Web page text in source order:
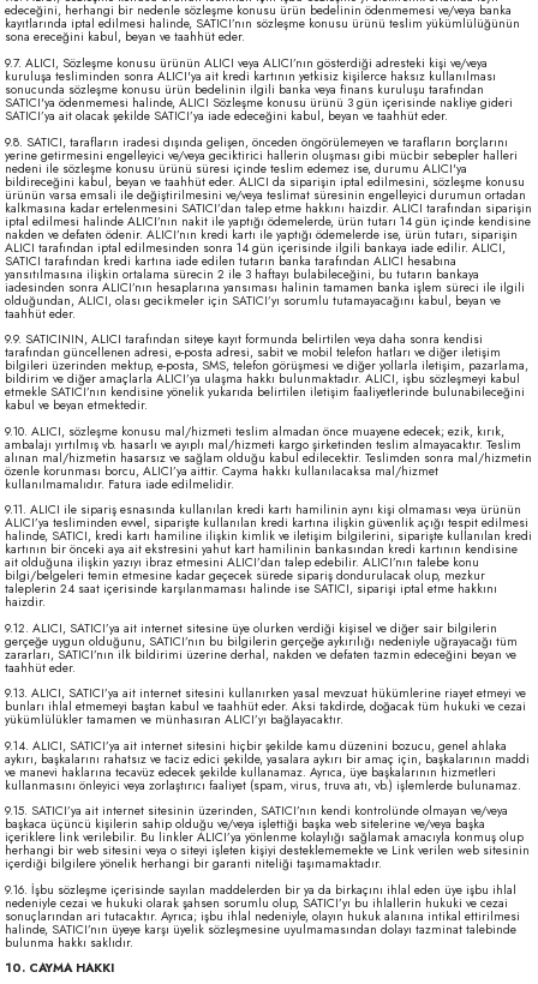
edeceğini, herhangi bir nedenle sözleşme konusu ürün bedelinin ödenmemesi ve/veya banka
kayıtlarında iptal edilmesi halinde, SATICI’nın sözleşme konusu ürünü teslim yükümlülüğünün
sona ereceğini kabul, beyan ve taahhüt eder.
9.7. ALICI, Sözleşme konusu ürünün ALICI veya ALICI’nın gösterdiği adresteki kişi ve/veya
kuruluşa tesliminden sonra ALICI'ya ait kredi kartının yetkisiz kişilerce haksız kullanılması
sonucunda sözleşme konusu ürün bedelinin ilgili banka veya finans kuruluşu tarafından
SATICI'ya ödenmemesi halinde, ALICI Sözleşme konusu ürünü 3 gün içerisinde nakliye gideri
SATICI’ya ait olacak şekilde SATICI’ya iade edeceğini kabul, beyan ve taahhüt eder.
9.8. SATICI, tarafların iradesi dışında gelişen, önceden öngörülemeyen ve tarafların borçlarını
yerine getirmesini engelleyici ve/veya geciktirici hallerin oluşması gibi mücbir sebepler halleri
nedeni ile sözleşme konusu ürünü süresi içinde teslim edemez ise, durumu ALICI'ya
bildireceğini kabul, beyan ve taahhüt eder. ALICI da siparişin iptal edilmesini, sözleşme konusu
ürünün varsa emsali ile değiştirilmesini ve/veya teslimat süresinin engelleyici durumun ortadan
kalkmasına kadar ertelenmesini SATICI’dan talep etme hakkını haizdir. ALICI tarafından siparişin
iptal edilmesi halinde ALICI’nın nakit ile yaptığı ödemelerde, ürün tutarı 14 gün içinde kendisine
nakden ve defaten ödenir. ALICI’nın kredi kartı ile yaptığı ödemelerde ise, ürün tutarı, siparişin
ALICI tarafından iptal edilmesinden sonra 14 gün içerisinde ilgili bankaya iade edilir. ALICI,
SATICI tarafından kredi kartına iade edilen tutarın banka tarafından ALICI hesabına
yansıtılmasına ilişkin ortalama sürecin 2 ile 3 haftayı bulabileceğini, bu tutarın bankaya
iadesinden sonra ALICI’nın hesaplarına yansıması halinin tamamen banka işlem süreci ile ilgili
olduğundan, ALICI, olası gecikmeler için SATICI’yı sorumlu tutamayacağını kabul, beyan ve
taahhüt eder.
9.9. SATICININ, ALICI tarafından siteye kayıt formunda belirtilen veya daha sonra kendisi
tarafından güncellenen adresi, e-posta adresi, sabit ve mobil telefon hatları ve diğer iletişim
bilgileri üzerinden mektup, e-posta, SMS, telefon görüşmesi ve diğer yollarla iletişim, pazarlama,
bildirim ve diğer amaçlarla ALICI’ya ulaşma hakkı bulunmaktadır. ALICI, işbu sözleşmeyi kabul
etmekle SATICI’nın kendisine yönelik yukarıda belirtilen iletişim faaliyetlerinde bulunabileceğini
kabul ve beyan etmektedir.
9.10. ALICI, sözleşme konusu mal/hizmeti teslim almadan önce muayene edecek; ezik, kırık,
ambalajı yırtılmış vb. hasarlı ve ayıplı mal/hizmeti kargo şirketinden teslim almayacaktır. Teslim
alınan mal/hizmetin hasarsız ve sağlam olduğu kabul edilecektir. Teslimden sonra mal/hizmetin
özenle korunması borcu, ALICI’ya aittir. Cayma hakkı kullanılacaksa mal/hizmet
kullanılmamalıdır. Fatura iade edilmelidir.
9.11. ALICI ile sipariş esnasında kullanılan kredi kartı hamilinin aynı kişi olmaması veya ürünün
ALICI’ya tesliminden evvel, siparişte kullanılan kredi kartına ilişkin güvenlik açığı tespit edilmesi
halinde, SATICI, kredi kartı hamiline ilişkin kimlik ve iletişim bilgilerini, siparişte kullanılan kredi
kartının bir önceki aya ait ekstresini yahut kart hamilinin bankasından kredi kartının kendisine
ait olduğuna ilişkin yazıyı ibraz etmesini ALICI’dan talep edebilir. ALICI’nın talebe konu
bilgi/belgeleri temin etmesine kadar geçecek sürede sipariş dondurulacak olup, mezkur
taleplerin 24 saat içerisinde karşılanmaması halinde ise SATICI, siparişi iptal etme hakkını
haizdir.
9.12. ALICI, SATICI’ya ait internet sitesine üye olurken verdiği kişisel ve diğer sair bilgilerin
gerçeğe uygun olduğunu, SATICI’nın bu bilgilerin gerçeğe aykırılığı nedeniyle uğrayacağı tüm
zararları, SATICI’nın ilk bildirimi üzerine derhal, nakden ve defaten tazmin edeceğini beyan ve
taahhüt eder.
9.13. ALICI, SATICI’ya ait internet sitesini kullanırken yasal mevzuat hükümlerine riayet etmeyi ve
bunları ihlal etmemeyi baştan kabul ve taahhüt eder. Aksi takdirde, doğacak tüm hukuki ve cezai
yükümlülükler tamamen ve münhasıran ALICI’yı bağlayacaktır.
9.14. ALICI, SATICI’ya ait internet sitesini hiçbir şekilde kamu düzenini bozucu, genel ahlaka
aykırı, başkalarını rahatsız ve taciz edici şekilde, yasalara aykırı bir amaç için, başkalarının maddi
ve manevi haklarına tecavüz edecek şekilde kullanamaz. Ayrıca, üye başkalarının hizmetleri
kullanmasını önleyici veya zorlaştırıcı faaliyet (spam, virus, truva atı, vb.) işlemlerde bulunamaz.
9.15. SATICI’ya ait internet sitesinin üzerinden, SATICI’nın kendi kontrolünde olmayan ve/veya
başkaca üçüncü kişilerin sahip olduğu ve/veya işlettiği başka web sitelerine ve/veya başka
içeriklere link verilebilir. Bu linkler ALICI’ya yönlenme kolaylığı sağlamak amacıyla konmuş olup
herhangi bir web sitesini veya o siteyi işleten kişiyi desteklememekte ve Link verilen web sitesinin
içerdiği bilgilere yönelik herhangi bir garanti niteliği taşımamaktadır.
9.16. İşbu sözleşme içerisinde sayılan maddelerden bir ya da birkaçını ihlal eden üye işbu ihlal
nedeniyle cezai ve hukuki olarak şahsen sorumlu olup, SATICI’yı bu ihlallerin hukuki ve cezai
sonuçlarından ari tutacaktır. Ayrıca; işbu ihlal nedeniyle, olayın hukuk alanına intikal ettirilmesi
halinde, SATICI’nın üyeye karşı üyelik sözleşmesine uyulmamasından dolayı tazminat talebinde
bulunma hakkı saklıdır.
10. CAYMA HAKKI